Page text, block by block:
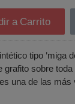
a Carrito
tipo 'miga
sobre
una de las